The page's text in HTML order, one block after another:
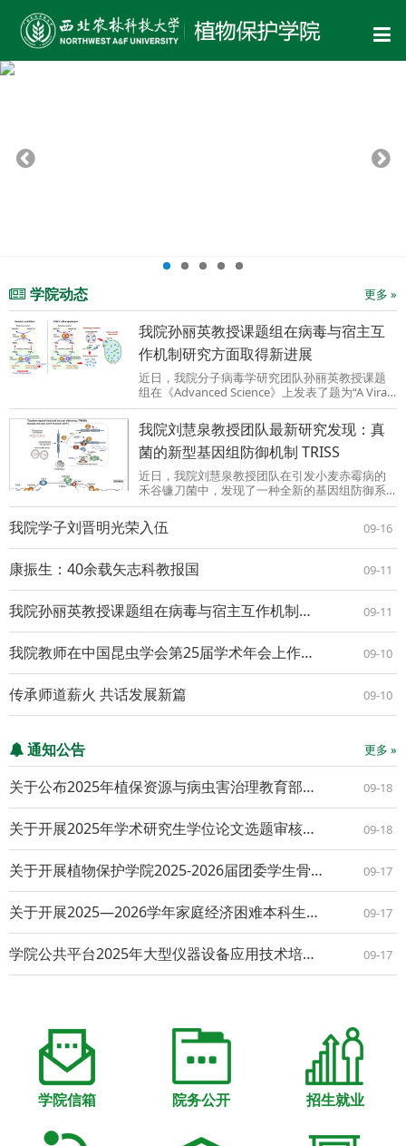
学院动态 更多 »
我院孙丽英教授课题组在病毒与宿主互
作机制研究方面取得新进展
近日，我院分子病毒学研究团队孙丽英教授课题
组在《Advanced Science》上发表了题为“A Viral
RNA Silencing Suppressor Modulates Reactive
Oxygen Species Levels ...
我院刘慧泉教授团队最新研究发现：真
菌的新型基因组防御机制 TRISS
近日，我院刘慧泉教授团队在引发小麦赤霉病的
禾谷镰刀菌中，发现了一种全新的基因组防御系
统：“串联重复诱导的有性沉默（TRISS）”，相关
研究成果在线发表在Science Advances上。我院
博士研究生侯孟德为该论文第一作者，刘慧泉教
授与王秦虎...
我院学子刘晋明光荣入伍 09-16
康振生：40余载矢志科教报国 09-11
我院孙丽英教授课题组在病毒与宿主互作机制研究方面取得新进展 09-11
我院教师在中国昆虫学会第25届学术年会上作大会特邀报告 09-10
传承师道薪火 共话发展新篇 09-10
通知公告 更多 »
关于公布2025年植保资源与病虫害治理教育部重点实验室开放基金项目立项评审结果的通知 09-18
关于开展2025年学术研究生学位论文选题审核及开题论证的通知 09-18
关于开展植物保护学院2025-2026届团委学生骨干及学生会（研究生会）骨干换届工作的通知 09-17
关于开展2025—2026学年家庭经济困难本科生认定工作的通知 09-17
学院公共平台2025年大型仪器设备应用技术培训（第8期） ——日立钨灯丝扫描电镜(S-3400N)原理与应用 09-17
学院信箱 院务公开 招生就业